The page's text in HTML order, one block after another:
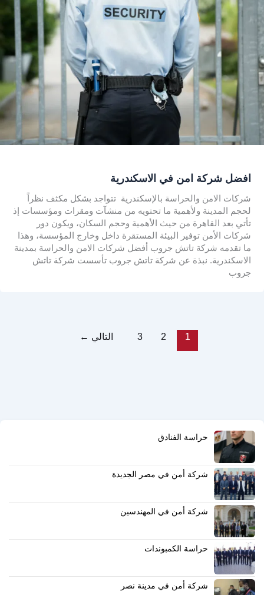
افضل شركة امن في الاسكندرية
شركات الامن والحراسة بالإسكندرية تتواجد بشكل مكثف نظراً
لحجم المدينة ولأهمية ما تحتويه من منشآت ومقرات ومؤسسات إذ
تأتي بعد القاهرة من حيث الأهمية وحجم السكان، ويكون دور
شركات الأمن توفير البيئة المستقرة داخل وخارج المؤسسة، وهذا
ما تقدمه شركة تاتش جروب أفضل شركات الامن والحراسة بمدينة
الاسكندرية. نبذة عن شركة تاتش جروب تأسست شركة تاتش
جروب
1
2
3 التالي ←
حراسة الفنادق
شركة أمن في مصر الجديدة
شركة أمن في المهندسين
حراسة الكمبوندات
شركة أمن في مدينة نصر